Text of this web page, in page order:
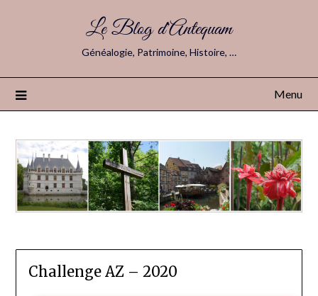
Le Blog d'Antequam
Généalogie, Patrimoine, Histoire, …
Menu
Challenge AZ – 2020